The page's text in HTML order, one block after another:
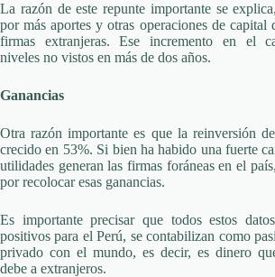
La razón de este repunte importante se
por más aportes y otras operaciones de capital
firmas extranjeras. Ese incremento en el
niveles no vistos en más de dos años.
Ganancias
Otra razón importante es que la reinversión
crecido en 53%. Si bien ha habido una fuerte
utilidades generan las firmas foráneas en el
por recolocar esas ganancias.
Es importante precisar que todos estos
positivos para el Perú, se contabilizan como
privado con el mundo, es decir, es dinero
debe a extranjeros.